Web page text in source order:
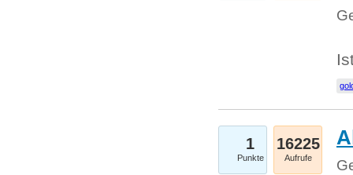
1
Punkte
16225
Aufrufe